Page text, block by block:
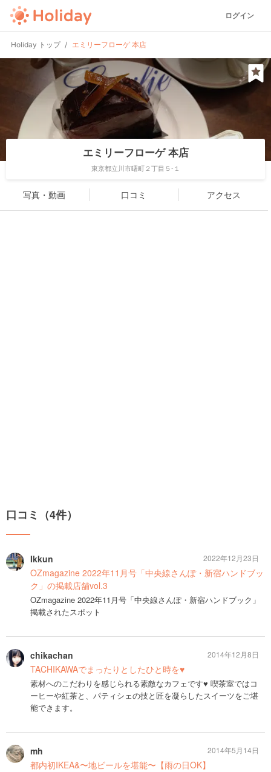
ログイン
Holiday トップ エミリーフローゲ 本店
エミリーフローゲ 本店
東京都立川市曙町２丁目５-１
写真・動画 口コミ アクセス
口コミ（4件）
Ikkun
OZmagazine 2022年11月号「中央線さんぽ・新宿ハンドブッ
ク」の掲載店舗vol.3
OZmagazine 2022年11月号「中央線さんぽ・新宿ハンドブック」
掲載されたスポット
2022年12月23日
chikachan
TACHIKAWAでまったりとしたひと時を♥
素材へのこだわりを感じられる素敵なカフェです♥ 喫茶室ではコ
ーヒーや紅茶と、パティシェの技と匠を凝らしたスイーツをご堪
能できます。
2014年12月8日
mh
都内初IKEA&〜地ビールを堪能〜【雨の日OK】
2014年5月14日